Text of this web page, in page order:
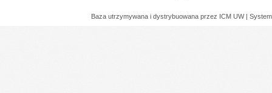
Baza utrzymywana i dystrybuowana przez ICM UW |